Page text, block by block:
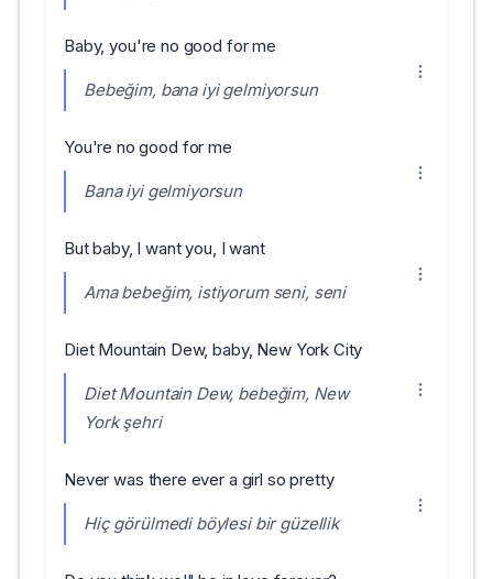
Baby, you're no good for me
Bebeğim, bana iyi gelmiyorsun
You're no good for me
Bana iyi gelmiyorsun
But baby, I want you, I want
Ama bebeğim, istiyorum seni, seni
Diet Mountain Dew, baby, New York City
Diet Mountain Dew, bebeğim, New
York şehri
Never was there ever a girl so pretty
Hiç görülmedi böylesi bir güzellik